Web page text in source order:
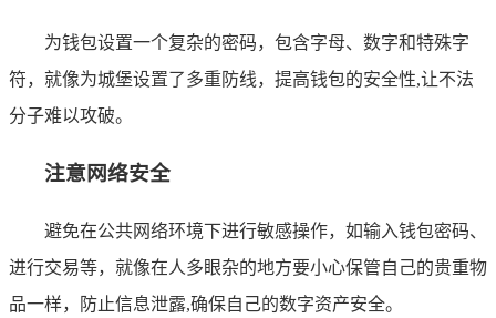
为钱包设置一个复杂的密码，包含字母、数字和特殊字
符，就像为城堡设置了多重防线，提高钱包的安全性,让不法
分子难以攻破。
注意网络安全
避免在公共网络环境下进行敏感操作，如输入钱包密码、
进行交易等，就像在人多眼杂的地方要小心保管自己的贵重物
品一样，防止信息泄露,确保自己的数字资产安全。